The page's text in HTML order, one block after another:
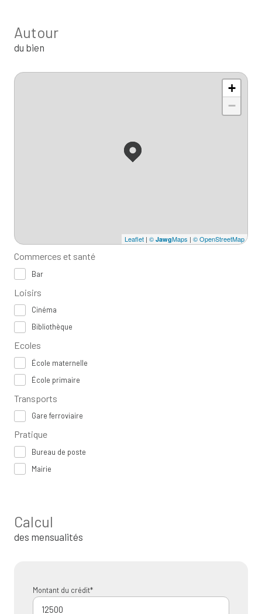
Autour
du bien
+
−
Leaflet | © JawgMaps | © OpenStreetMap
Commerces et santé
Bar
Loisirs
Cinéma
Bibliothèque
Ecoles
École maternelle
École primaire
Transports
Gare ferroviaire
Pratique
Bureau de poste
Mairie
Calcul
des mensualités
Montant du crédit*